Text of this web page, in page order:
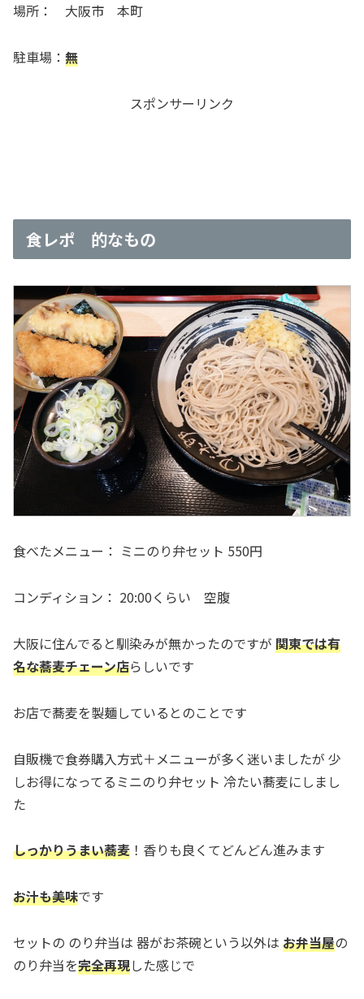
場所： 大阪市 本町
駐車場： 無
スポンサーリンク
食レポ 的なもの
食べたメニュー： ミニのり弁セット 550円
コンディション： 20:00くらい 空腹
大阪に住んでると馴染みが無かったのですが 関東では有
名な蕎麦チェーン店らしいです
お店で蕎麦を製麺しているとのことです
自販機で食券購入方式＋メニューが多く迷いましたが 少
しお得になってるミニのり弁セット 冷たい蕎麦にしまし
た
しっかりうまい蕎麦 ！香りも良くてどんどん進みます
お汁も美味です
セットの のり弁当は 器がお茶碗という以外は お弁当屋の
のり弁当を完全再現した感じで